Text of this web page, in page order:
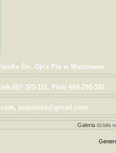
Św. Ojca Pio w Warszawie
607-370-111, Piotr 604-280-522
popoinke@gmail.com
Galeriadziała